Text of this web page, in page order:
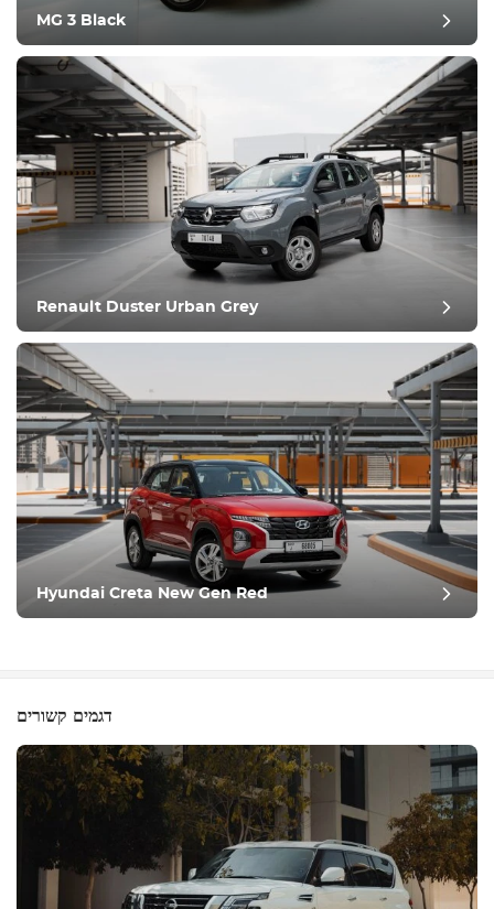
MG 3 Black
Renault Duster Urban Grey
Hyundai Creta New Gen Red
דגמים קשורים